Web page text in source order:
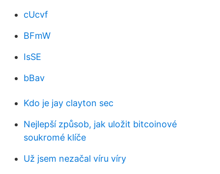
cUcvf
BFmW
IsSE
bBav
Kdo je jay clayton sec
Nejlepší způsob, jak uložit bitcoinové
soukromé klíče
Už jsem nezačal víru víry